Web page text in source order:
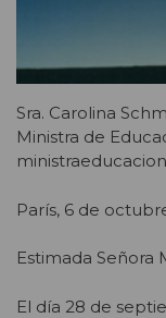
Sra. Carolina
Ministra de
París, 6 de
Estimada Señora
El día 28 de